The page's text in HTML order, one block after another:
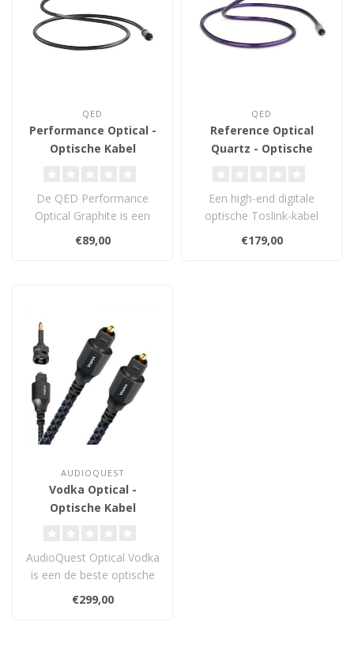
QED
Performance Optical -
Optische Kabel
De QED Performance
Optical Graphite is een
bekroonde digitale
optische kabel met..
€89,00
QED
Reference Optical
Quartz - Optische
Een high-end digitale
optische Toslink-kabel
met echte boro-
silicaatglasvezels. ..
€179,00
AUDIOQUEST
Vodka Optical -
Optische Kabel
AudioQuest Optical Vodka
is een de beste optische
kabels. Door het gebruik
van m..
€299,00